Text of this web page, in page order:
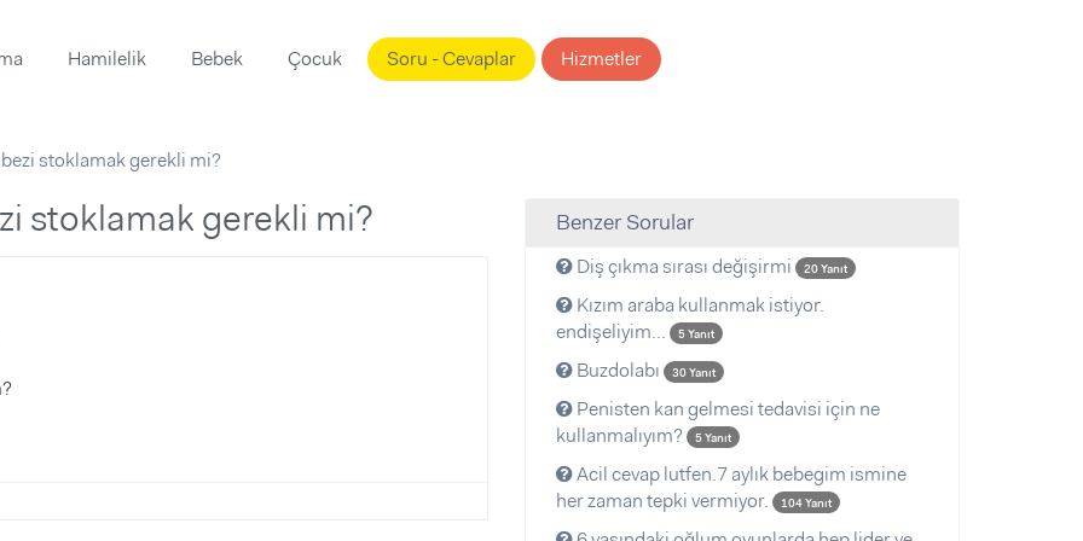
Hamilelik Bebek Çocuk Soru - Cevaplar Hizmetler
stoklamak gerekli mi?
stoklamak gerekli mi? Benzer Sorular
Diş çıkma sırası değişirmi 20 Yanıt
Kızım araba kullanmak istiyor.
endişeliyim...
5 Yanıt
Buzdolabı 30 Yanıt
Penisten kan gelmesi tedavisi için ne
kullanmalıyım?
5 Yanıt
Acil cevap lutfen.7 aylık bebegim ismine
her zaman tepki vermiyor.
104 Yanıt